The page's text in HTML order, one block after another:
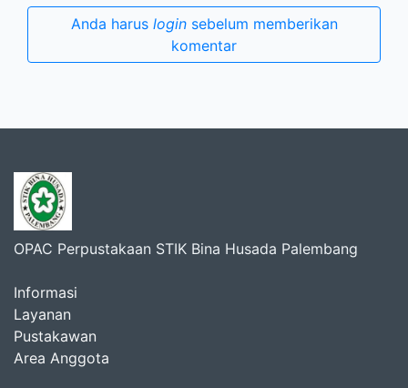
Anda harus loginsebelum memberikan
komentar
OPAC Perpustakaan STIK Bina Husada Palembang
Informasi
Layanan
Pustakawan
Area Anggota